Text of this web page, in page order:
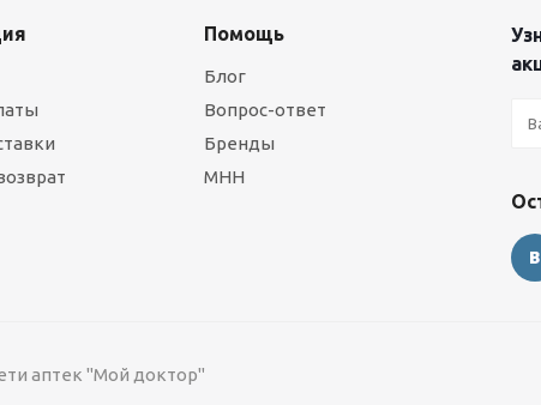
Помощь
Блог
Вопрос-ответ
Бренды
МНН
аптек "Мой доктор"